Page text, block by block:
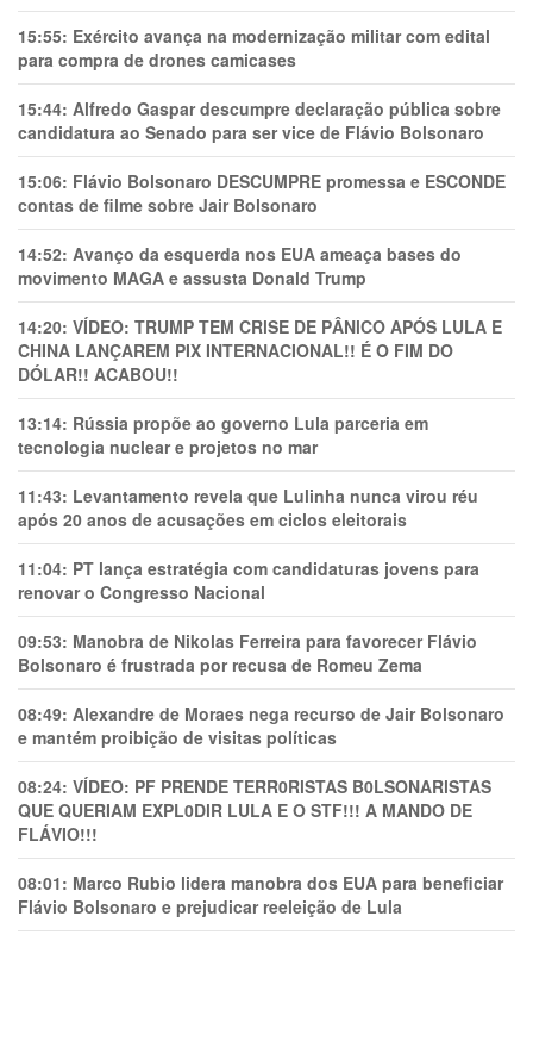
15:55: Exército avança na modernização militar com edital
para compra de drones camicases
15:44: Alfredo Gaspar descumpre declaração pública sobre
candidatura ao Senado para ser vice de Flávio Bolsonaro
15:06: Flávio Bolsonaro DESCUMPRE promessa e ESCONDE
contas de filme sobre Jair Bolsonaro
14:52: Avanço da esquerda nos EUA ameaça bases do
movimento MAGA e assusta Donald Trump
14:20: VÍDEO: TRUMP TEM CRlSE DE PÂNlCO APÓS LULA E
CHINA LANÇAREM PIX INTERNACIONAL!! É O FIM DO
DÓLAR!! ACABOU!!
13:14: Rússia propõe ao governo Lula parceria em
tecnologia nuclear e projetos no mar
11:43: Levantamento revela que Lulinha nunca virou réu
após 20 anos de acusações em ciclos eleitorais
11:04: PT lança estratégia com candidaturas jovens para
renovar o Congresso Nacional
09:53: Manobra de Nikolas Ferreira para favorecer Flávio
Bolsonaro é frustrada por recusa de Romeu Zema
08:49: Alexandre de Moraes nega recurso de Jair Bolsonaro
e mantém proibição de visitas políticas
08:24: VÍDEO: PF PRENDE TERR0RlSTAS B0LSONARlSTAS
QUE QUERIAM EXPL0DlR LULA E O STF!!! A MANDO DE
FLÁVIO!!!
08:01: Marco Rubio lidera manobra dos EUA para beneficiar
Flávio Bolsonaro e prejudicar reeleição de Lula